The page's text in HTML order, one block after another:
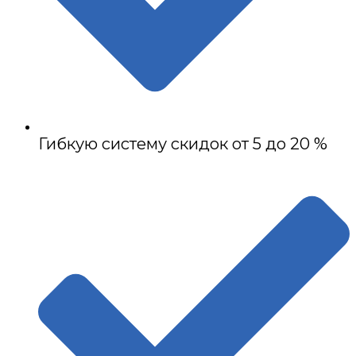
Гибкую систему скидок от 5 до 20 %